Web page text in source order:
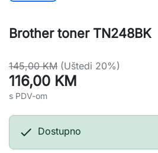
Brother toner TN248BK
145,00 KM (Uštedi 20%)
116,00 KM
s PDV-om
 Dostupno